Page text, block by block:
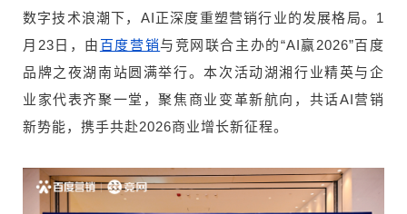
数字技术浪潮下，AI正深度重塑营销行业的发展格局。1
月23日，由 百度营销与竞网联合主办的“AI赢2026”百度
品牌之夜湖南站圆满举行。本次活动湖湘行业精英与企
业家代表齐聚一堂，聚焦商业变革新航向，共话AI营销
新势能，携手共赴2026商业增长新征程。